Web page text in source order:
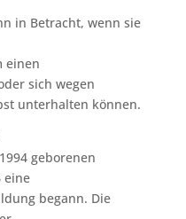
in Betracht, wenn sie
einen
sich wegen
unterhalten können.
geborenen
eine
begann. Die